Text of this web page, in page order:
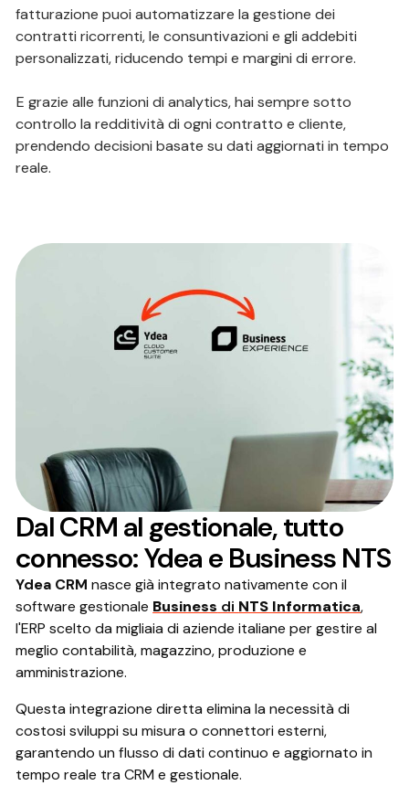
fatturazione puoi automatizzare la gestione dei
contratti ricorrenti, le consuntivazioni e gli addebiti
personalizzati, riducendo tempi e margini di errore.
E grazie alle funzioni di analytics, hai sempre sotto
controllo la redditività di ogni contratto e cliente,
prendendo decisioni basate su dati aggiornati in tempo
reale.
Dal CRM al gestionale, tutto
connesso: Ydea e Business NTS
Ydea CRM nasce già integrato nativamente con il
software gestionale Business di NTS Informatica,
l'ERP scelto da migliaia di aziende italiane per gestire al
meglio contabilità, magazzino, produzione e
amministrazione.
Questa integrazione diretta elimina la necessità di
costosi sviluppi su misura o connettori esterni,
garantendo un flusso di dati continuo e aggiornato in
tempo reale tra CRM e gestionale.